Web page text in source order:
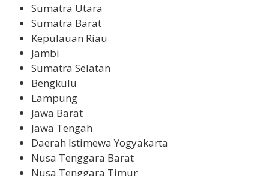
Sumatra Utara
Sumatra Barat
Kepulauan Riau
Jambi
Sumatra Selatan
Bengkulu
Lampung
Jawa Barat
Jawa Tengah
Daerah Istimewa Yogyakarta
Nusa Tenggara Barat
Nusa Tenggara Timur